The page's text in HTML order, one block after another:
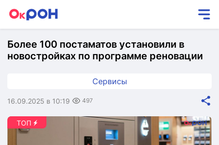
Более 100 постаматов установили в
новостройках по программе реновации
Сервисы
16.09.2025 в 10:19 497